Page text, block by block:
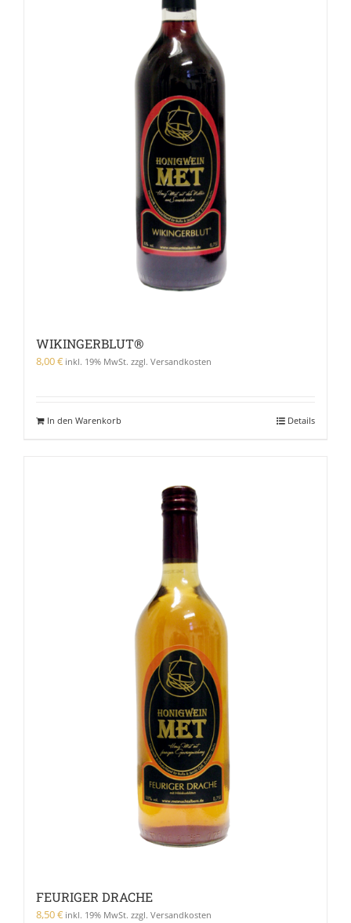
WIKINGERBLUT®
8,00€ inkl. 19% MwSt. zzgl. Versandkosten
In den Warenkorb Details
FEURIGER DRACHE
8,50€ inkl. 19% MwSt. zzgl. Versandkosten